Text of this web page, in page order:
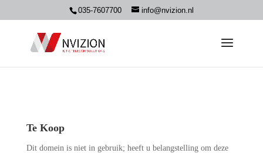
035-7607700 info@nvizion.nl
Te Koop
Dit domein is niet in gebruik; heeft u belangstelling om deze